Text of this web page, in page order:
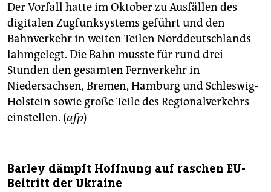
Der Vorfall hatte im Oktober zu Ausfällen des
digitalen Zugfunksystems geführt und den
Bahnverkehr in weiten Teilen Norddeutschlands
lahmgelegt. Die Bahn musste für rund drei
Stunden den gesamten Fernverkehr in
Niedersachsen, Bremen, Hamburg und Schleswig-
Holstein sowie große Teile des Regionalverkehrs
einstellen. (afp)
Barley dämpft Hoffnung auf raschen EU-
Beitritt der Ukraine